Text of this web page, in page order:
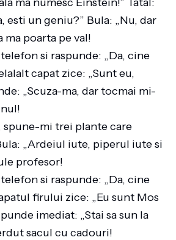
esti un geniu?” Bula: „Nu, dar
poarta pe val!
si raspunde: „Da, cine
capat zice: „Sunt eu,
„Scuza-ma, dar tocmai mi-
spune-mi trei plante care
„Ardeiul iute, piperul iute si
profesor!
si raspunde: „Da, cine
firului zice: „Eu sunt Mos
imediat: „Stai sa sun la
sacul cu cadouri!